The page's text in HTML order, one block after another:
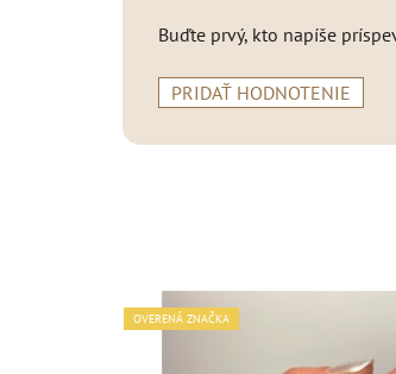
Buďte prvý, kto napíše
PRIDAŤ HODNOTENIE
OVERENÁ ZNAČKA